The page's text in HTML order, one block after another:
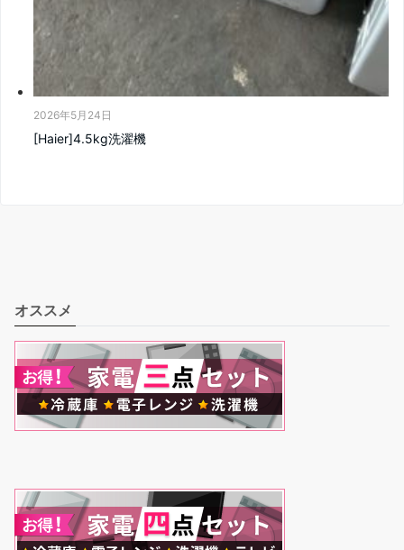
2026年5月24日
[Haier]4.5kg洗濯機
オススメ